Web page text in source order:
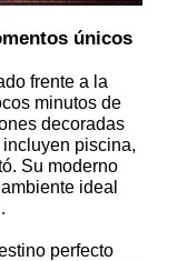
únicos
frente a la
minutos de
decoradas
piscina,
Su moderno
ideal
perfecto